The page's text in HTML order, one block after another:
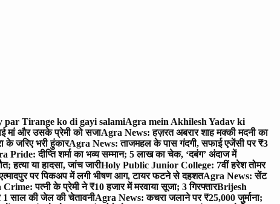
par Tirange ko di gayi salamiAgra mein Akhilesh Yadav ki
मां और उसके प्रेमी को सजाAgra News: हज़रत अबरार शाह मक्की मदनी का
के जरिए भरी हुंकारAgra News: ताजमहल के पास गंदगी, सफाई एजेंसी पर ₹3
Pride: दीप्ति शर्मा का भव्य सम्मान; 5 लाख का चेक, ‘दबंग’ अंदाज में
हत्या या हादसा, जांच जारीHoly Public Junior College: 7वीं हरेश तोमर
पर पिकअप में लगी भीषण आग, टायर फटने से दहशतAgra News: सेंट
पत्नी के प्रेमी ने ₹10 हजार में मरवाया सूजा; 3 गिरफ्तारBrijesh
साल की जेल की चेतावनीAgra News: कचरा जलाने पर ₹25,000 जुर्माना;